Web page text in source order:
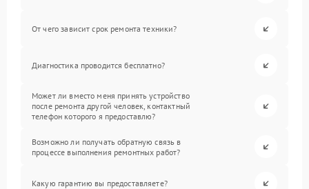
От чего зависит срок ремонта техники?
Диагностика проводится бесплатно?
Может ли вместо меня принять устройство
после ремонта другой человек, контактный
телефон которого я предоставлю?
Возможно ли получать обратную связь в
процессе выполнения ремонтных работ?
Какую гарантию вы предоставляете?